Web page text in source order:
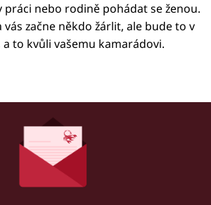
práci nebo rodině pohádat se ženou.
začne někdo žárlit, ale bude to v
to kvůli vašemu kamarádovi.